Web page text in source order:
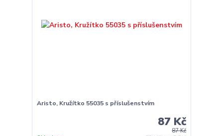
Aristo, Kružítko 55035 s příslušenstvím
87 Kč
87 Kč